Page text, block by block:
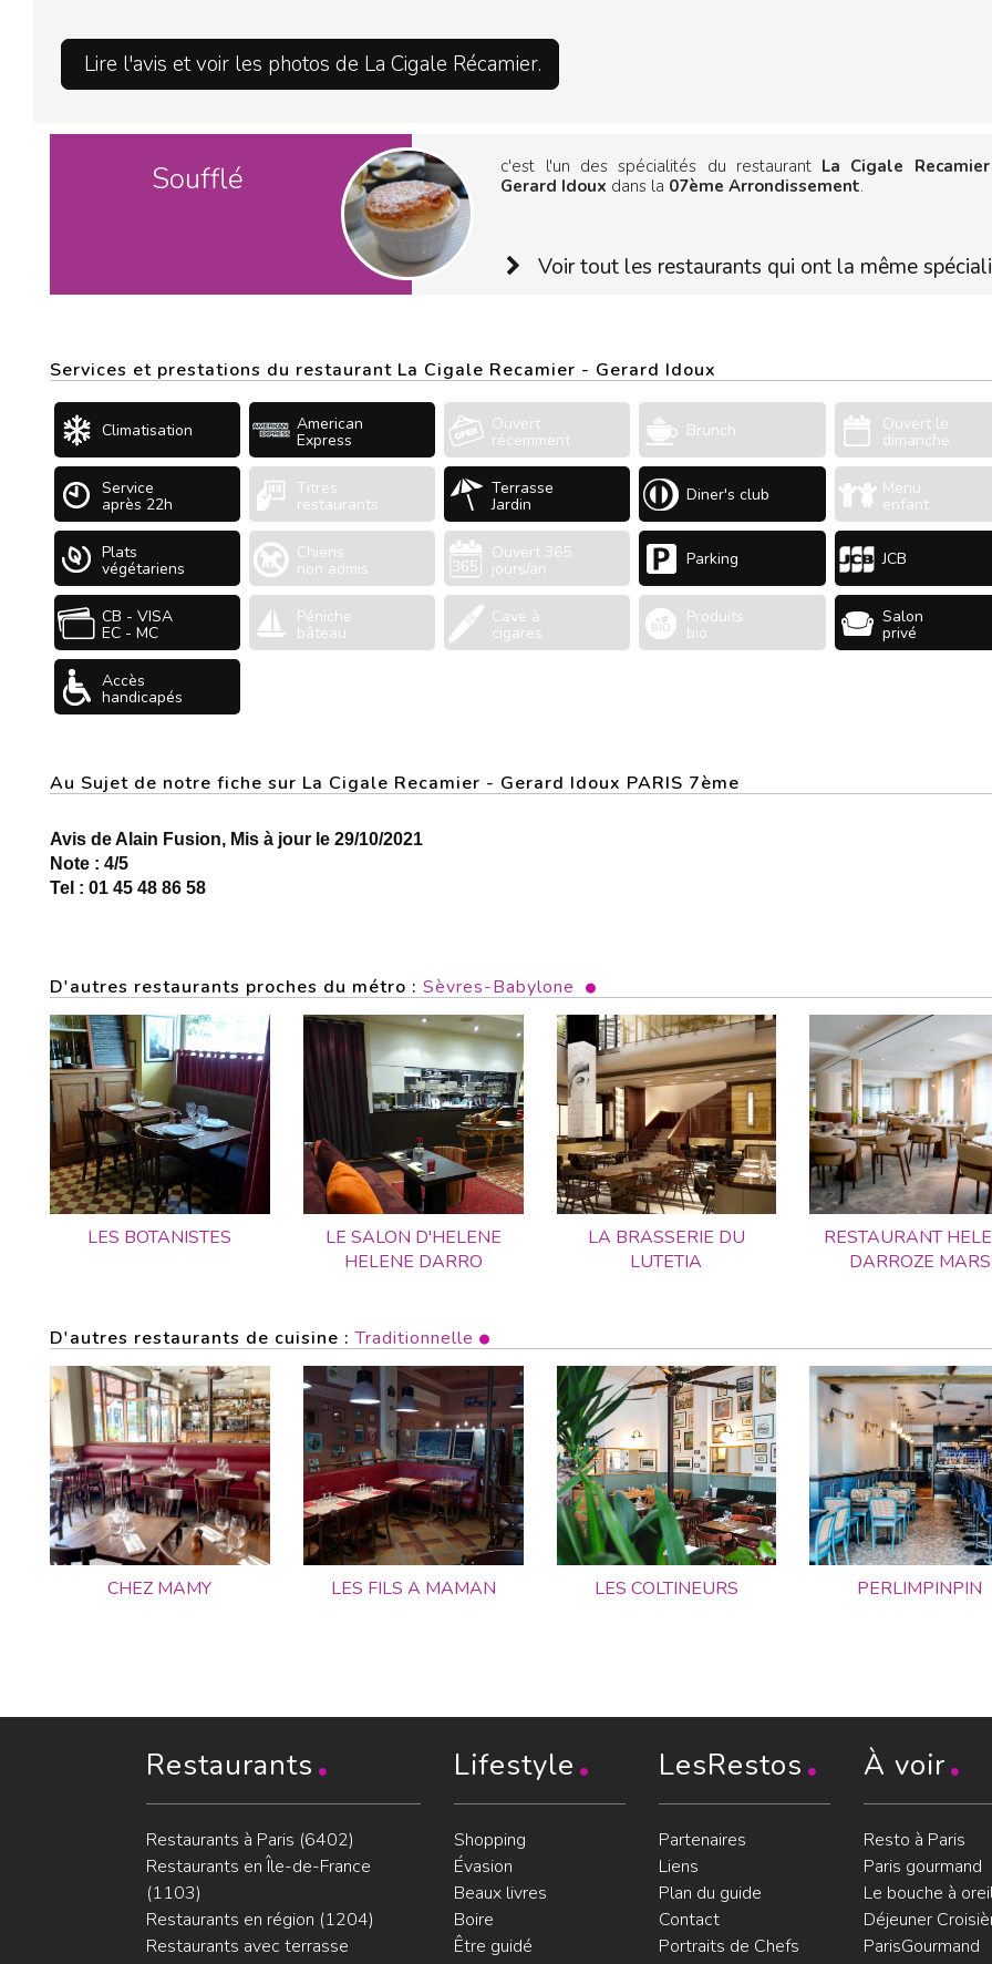
Lire l'avis et voir les photos de La Cigale Récamier.
Soufflé c'est l'un des spécialités du restaurant La Cigale
Gerard Idoux dans la 07ème Arrondissement.
Voir tout les restaurants qui ont la même
Services et prestations du restaurant La Cigale Recamier - Gerard Idoux
Climatisation American
Express
Ouvert
récemment Brunch Ouvert le
dimanche
Service
après 22h
Titres
restaurants
Terrasse
Jardin Diner's club Menu
enfant
Plats
végétariens
Chiens
non admis
Ouvert 365
jours/an Parking JCB
CB - VISA
EC - MC
Péniche
bâteau
Cave à
cigares
Produits
bio
Salon
privé
Accès
handicapés
Au Sujet de notre fiche sur La Cigale Recamier - Gerard Idoux PARIS 7ème
Avis de Alain Fusion, Mis à jour le 29/10/2021
Note : 4/5
Tel : 01 45 48 86 58
D'autres restaurants proches du métro : Sèvres-Babylone
LES BOTANISTES
LE SALON D'HELENE
HELENE DARRO
LA BRASSERIE DU
LUTETIA
RESTAURANT
DARROZE MARS
D'autres restaurants de cuisine :Traditionnelle
CHEZ MAMY LES FILS A MAMAN LES COLTINEURS PERLIMPINPIN
Restaurants
Restaurants à Paris (6402)
Restaurants en Île-de-France
(1103)
Restaurants en région (1204)
Restaurants avec terrasse
Lifestyle
Shopping
Évasion
Beaux livres
Boire
Être guidé
LesRestos
Partenaires
Liens
Plan du guide
Contact
Portraits de Chefs
À voir
Resto à Paris
Paris gourmand
Le bouche à
Déjeuner
ParisGourmand